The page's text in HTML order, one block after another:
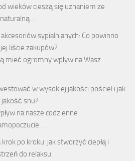
wieków cieszą się uznaniem ze
…
sypialnianych: Co powinno
liście zakupów?
mieć ogromny wpływ na Wasz
w wysokiej jakości pościel i jak
snu?
na nasze codzienne
…
po kroku: jak stworzyć ciepłą i
do relaksu